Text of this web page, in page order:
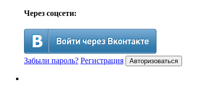
Через соцсети:
Забыли пароль? Регистрация Авторизоваться